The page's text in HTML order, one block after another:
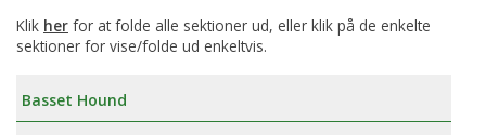
Klik her for at folde alle sektioner ud, eller klik på de enkelte
sektioner for vise/folde ud enkeltvis.
Basset Hound